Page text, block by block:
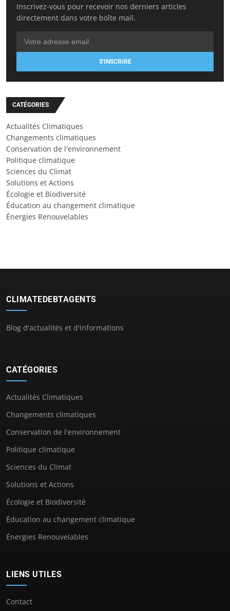
Inscrivez-vous pour recevoir nos derniers articles
directement dans votre boîte mail.
S'INSCRIRE
CATÉGORIES
Actualités Climatiques
Changements climatiques
Conservation de l'environnement
Politique climatique
Sciences du Climat
Solutions et Actions
Écologie et Biodiversité
Éducation au changement climatique
Énergies Renouvelables
CLIMATEDEBTAGENTS
Blog d'actualités et d'informations
CATÉGORIES
Actualités Climatiques
Changements climatiques
Conservation de l'environnement
Politique climatique
Sciences du Climat
Solutions et Actions
Écologie et Biodiversité
Éducation au changement climatique
Énergies Renouvelables
LIENS UTILES
Contact